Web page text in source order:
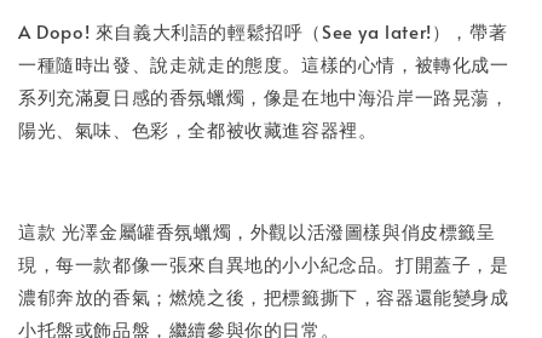
A Dopo! 來自義大利語的輕鬆招呼（See ya later!），帶著
一種隨時出發、說走就走的態度。這樣的心情，被轉化成一
系列充滿夏日感的香氛蠟燭，像是在地中海沿岸一路晃蕩，
陽光、氣味、色彩，全都被收藏進容器裡。
這款 光澤金屬罐香氛蠟燭，外觀以活潑圖樣與俏皮標籤呈
現，每一款都像一張來自異地的小小紀念品。打開蓋子，是
濃郁奔放的香氣；燃燒之後，把標籤撕下，容器還能變身成
小托盤或飾品盤，繼續參與你的日常。